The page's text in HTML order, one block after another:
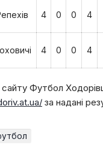
4 0 0 4
4 0 0 4
Футбол
за надані